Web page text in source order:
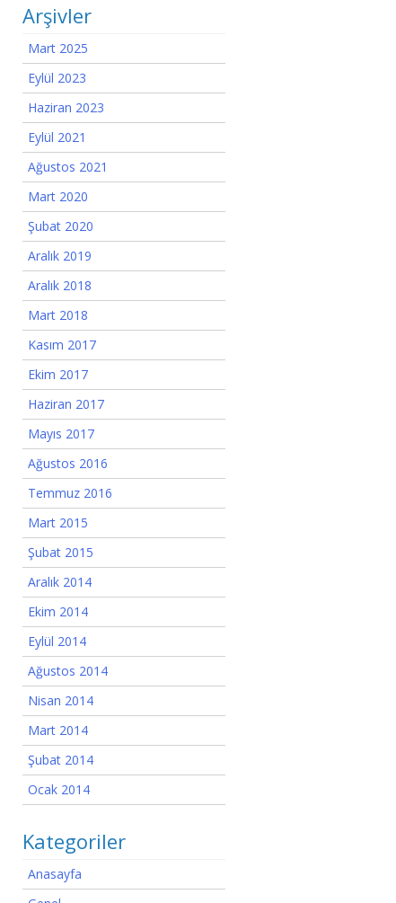
Arşivler
Mart 2025
Eylül 2023
Haziran 2023
Eylül 2021
Ağustos 2021
Mart 2020
Şubat 2020
Aralık 2019
Aralık 2018
Mart 2018
Kasım 2017
Ekim 2017
Haziran 2017
Mayıs 2017
Ağustos 2016
Temmuz 2016
Mart 2015
Şubat 2015
Aralık 2014
Ekim 2014
Eylül 2014
Ağustos 2014
Nisan 2014
Mart 2014
Şubat 2014
Ocak 2014
Kategoriler
Anasayfa